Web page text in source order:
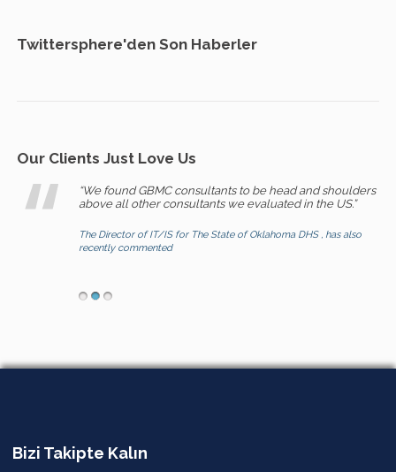
Twittersphere'den Son Haberler
Our Clients Just Love Us
“We found GBMC consultants to be head and shoulders
above all other consultants we evaluated in the US.”
The Director of IT/IS for The State of Oklahoma DHS , has also
recently commented
Bizi Takipte Kalın